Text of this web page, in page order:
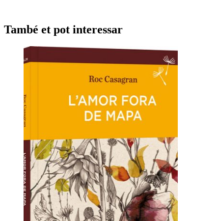
També et pot interessar